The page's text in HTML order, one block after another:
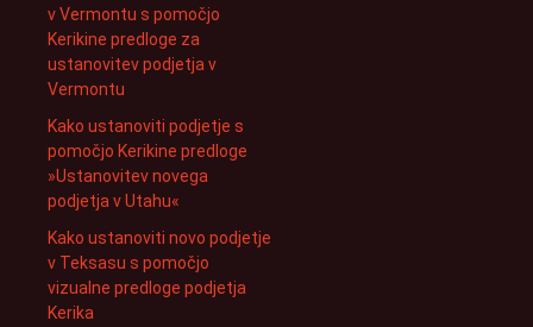
v Vermontu s pomočjo
Kerikine predloge za
ustanovitev podjetja v
Vermontu
Kako ustanoviti podjetje s
pomočjo Kerikine predloge
»Ustanovitev novega
podjetja v Utahu«
Kako ustanoviti novo podjetje
v Teksasu s pomočjo
vizualne predloge podjetja
Kerika